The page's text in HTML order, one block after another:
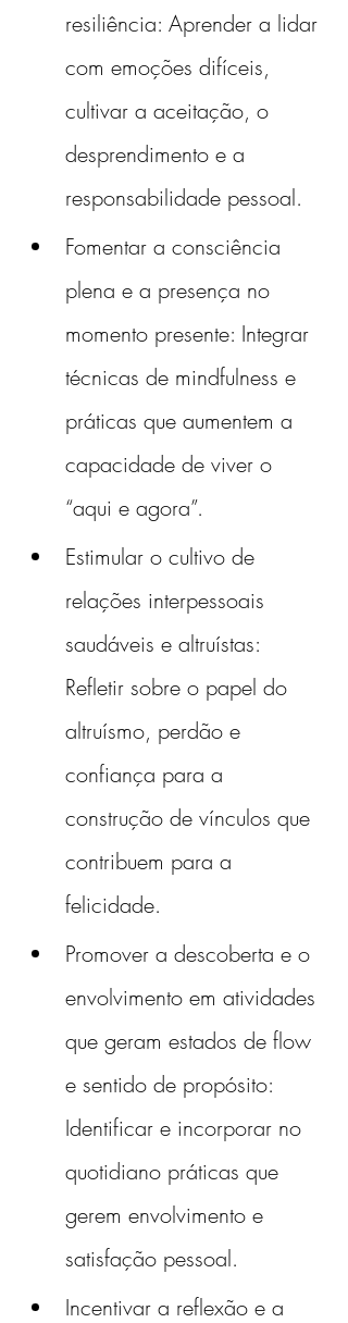
resiliência: Aprender a lidar
com emoções difíceis,
cultivar a aceitação, o
desprendimento e a
responsabilidade pessoal.
Fomentar a consciência
plena e a presença no
momento presente: Integrar
técnicas de mindfulness e
práticas que aumentem a
capacidade de viver o
“aqui e agora”.
Estimular o cultivo de
relações interpessoais
saudáveis e altruístas:
Refletir sobre o papel do
altruísmo, perdão e
confiança para a
construção de vínculos que
contribuem para a
felicidade.
Promover a descoberta e o
envolvimento em atividades
que geram estados de flow
e sentido de propósito:
Identificar e incorporar no
quotidiano práticas que
gerem envolvimento e
satisfação pessoal.
Incentivar a reflexão e a